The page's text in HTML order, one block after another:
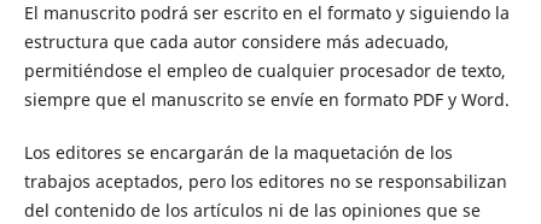
El manuscrito podrá ser escrito en el formato y siguiendo la
estructura que cada autor considere más adecuado,
permitiéndose el empleo de cualquier procesador de texto,
siempre que el manuscrito se envíe en formato PDF y Word.
Los editores se encargarán de la maquetación de los
trabajos aceptados, pero los editores no se responsabilizan
del contenido de los artículos ni de las opiniones que se